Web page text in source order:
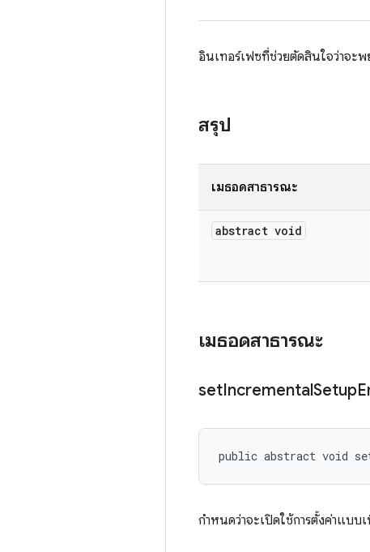
อินเทอร์เฟซที่ช่วยตัดสินใจว่าจะพ
สรุป
เมธอดสาธารณะ
abstract void
เมธอดสาธารณะ
setIncrementalSetup
public abstract void
กำหนดว่าจะเปิดใช้การตั้งค่าแบบ